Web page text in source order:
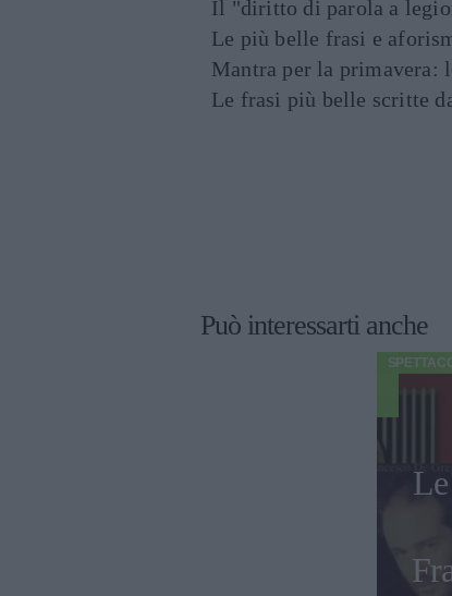
Il "diritto di parola a
Le più belle frasi e
Mantra per la primavera:
Le frasi più belle scritte
Può interessarti anche